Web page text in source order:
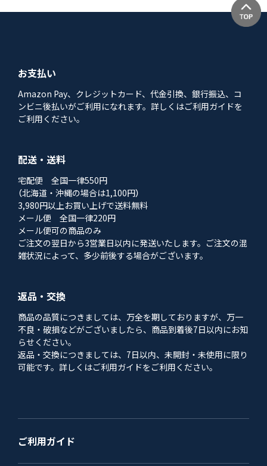
お支払い
Amazon Pay、クレジットカード、代金引換、銀行振込、コ
ンビニ後払いがご利用になれます。詳しくはご利用ガイドを
ご利用ください。
配送・送料
宅配便 全国一律550円
（北海道・沖縄の場合は1,100円）
3,980円以上お買い上げで送料無料
メール便 全国一律220円
メール便可の商品のみ
ご注文の翌日から3営業日以内に発送いたします。ご注文の混
雑状況によって、多少前後する場合がございます。
返品・交換
商品の品質につきましては、万全を期しておりますが、万一
不良・破損などがございましたら、商品到着後7日以内にお知
らせください。
返品・交換につきましては、7日以内、未開封・未使用に限り
可能です。詳しくはご利用ガイドをご利用ください。
ご利用ガイド